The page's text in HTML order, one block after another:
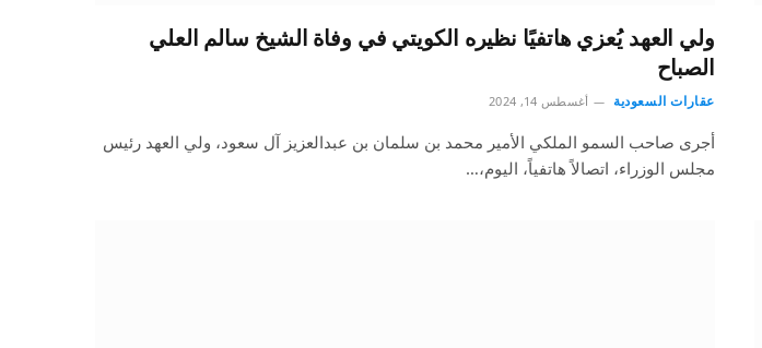
ولي العهد يُعزي هاتفيًا نظيره الكويتي في وفاة الشيخ سالم العلي
الصباح
عقارات السعودية أغسطس 14, 2024
أجرى صاحب السمو الملكي الأمير محمد بن سلمان بن عبدالعزيز آل سعود، ولي العهد رئيس
مجلس الوزراء، اتصالاً هاتفياً، اليوم،…